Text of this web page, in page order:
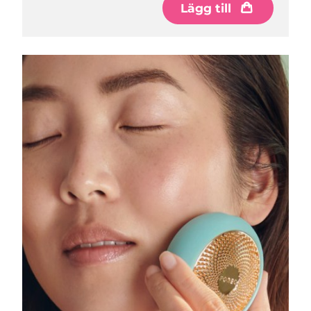
Lägg till
Malaysia Förväntad leverans8/12/26
Malta Förväntad leverans8/9/26
Mexiko Förväntad leverans 8/13/26
Förväntad leverans8/10/26
Nederländerna Förväntad leverans8/9/26
Nya Zeeland Förväntad leverans8/9/26
Norge Förväntad leverans8/9/26
Oman Förväntad leverans8/12/26